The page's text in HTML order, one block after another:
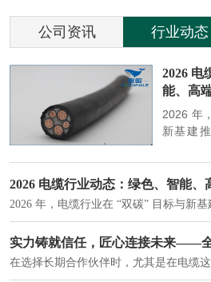
公司资讯 行业动态
2026 电
能、高
2026 年
新基建
大清晰趋
2026 电缆行业动态：绿色、智能、